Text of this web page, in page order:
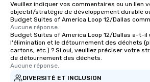
Veuillez indiquer vos commentaires ou un lien
objectif/stratégie de développement durable
Budget Suites of America Loop 12/Dallas
Aucune réponse.
Budget Suites of America Loop 12/Dallas a-t-il
l'élimination et le détournement des déchets
cartons, etc.) ? Si oui, veuillez préciser votre
de détournement des déchets.
Aucune réponse.
DIVERSITÉ ET INCLUSION